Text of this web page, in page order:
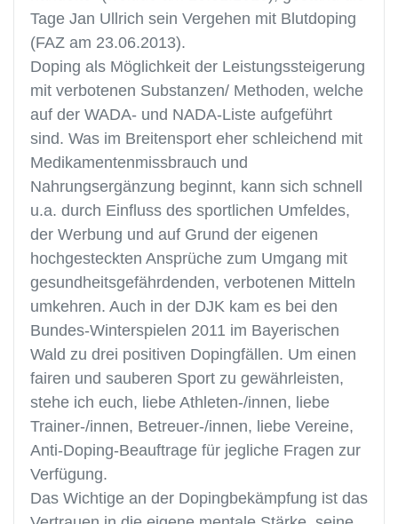
Tage Jan Ullrich sein Vergehen mit Blutdoping
(FAZ am 23.06.2013).
Doping als Möglichkeit der Leistungssteigerung
mit verbotenen Substanzen/ Methoden, welche
auf der WADA- und NADA-Liste aufgeführt
sind. Was im Breitensport eher schleichend mit
Medikamentenmissbrauch und
Nahrungsergänzung beginnt, kann sich schnell
u.a. durch Einfluss des sportlichen Umfeldes,
der Werbung und auf Grund der eigenen
hochgesteckten Ansprüche zum Umgang mit
gesundheitsgefährdenden, verbotenen Mitteln
umkehren. Auch in der DJK kam es bei den
Bundes-Winterspielen 2011 im Bayerischen
Wald zu drei positiven Dopingfällen. Um einen
fairen und sauberen Sport zu gewährleisten,
stehe ich euch, liebe Athleten-/innen, liebe
Trainer-/innen, Betreuer-/innen, liebe Vereine,
Anti-Doping-Beauftrage für jegliche Fragen zur
Verfügung.
Das Wichtige an der Dopingbekämpfung ist das